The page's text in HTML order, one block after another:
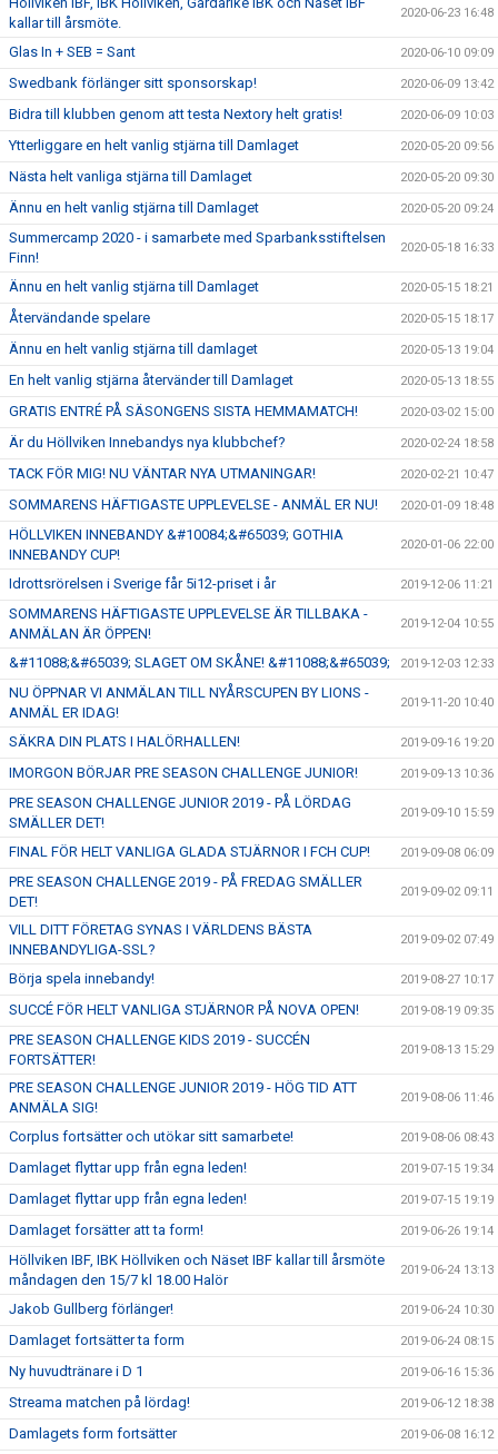
kallar till årsmöte.
2020-06-23 16:48
Glas In + SEB = Sant 2020-06-10 09:09
Swedbank förlänger sitt sponsorskap! 2020-06-09 13:42
Bidra till klubben genom att testa Nextory helt gratis! 2020-06-09 10:03
Ytterliggare en helt vanlig stjärna till Damlaget 2020-05-20 09:56
Nästa helt vanliga stjärna till Damlaget 2020-05-20 09:30
Ännu en helt vanlig stjärna till Damlaget 2020-05-20 09:24
Summercamp 2020 - i samarbete med Sparbanksstiftelsen
Finn!
2020-05-18 16:33
Ännu en helt vanlig stjärna till Damlaget 2020-05-15 18:21
Återvändande spelare 2020-05-15 18:17
Ännu en helt vanlig stjärna till damlaget 2020-05-13 19:04
En helt vanlig stjärna återvänder till Damlaget 2020-05-13 18:55
GRATIS ENTRÉ PÅ SÄSONGENS SISTA HEMMAMATCH! 2020-03-02 15:00
Är du Höllviken Innebandys nya klubbchef? 2020-02-24 18:58
TACK FÖR MIG! NU VÄNTAR NYA UTMANINGAR! 2020-02-21 10:47
SOMMARENS HÄFTIGASTE UPPLEVELSE - ANMÄL ER NU! 2020-01-09 18:48
HÖLLVIKEN INNEBANDY &#10084;&#65039; GOTHIA
INNEBANDY CUP!
2020-01-06 22:00
Idrottsrörelsen i Sverige får 5i12-priset i år 2019-12-06 11:21
SOMMARENS HÄFTIGASTE UPPLEVELSE ÄR TILLBAKA -
ANMÄLAN ÄR ÖPPEN!
2019-12-04 10:55
&#11088;&#65039; SLAGET OM SKÅNE! &#11088;&#65039; 2019-12-03 12:33
NU ÖPPNAR VI ANMÄLAN TILL NYÅRSCUPEN BY LIONS -
ANMÄL ER IDAG!
2019-11-20 10:40
SÄKRA DIN PLATS I HALÖRHALLEN! 2019-09-16 19:20
IMORGON BÖRJAR PRE SEASON CHALLENGE JUNIOR! 2019-09-13 10:36
PRE SEASON CHALLENGE JUNIOR 2019 - PÅ LÖRDAG
SMÄLLER DET!
2019-09-10 15:59
FINAL FÖR HELT VANLIGA GLADA STJÄRNOR I FCH CUP! 2019-09-08 06:09
PRE SEASON CHALLENGE 2019 - PÅ FREDAG SMÄLLER
DET!
2019-09-02 09:11
VILL DITT FÖRETAG SYNAS I VÄRLDENS BÄSTA
INNEBANDYLIGA-SSL?
2019-09-02 07:49
Börja spela innebandy! 2019-08-27 10:17
SUCCÉ FÖR HELT VANLIGA STJÄRNOR PÅ NOVA OPEN! 2019-08-19 09:35
PRE SEASON CHALLENGE KIDS 2019 - SUCCÉN
FORTSÄTTER!
2019-08-13 15:29
PRE SEASON CHALLENGE JUNIOR 2019 - HÖG TID ATT
ANMÄLA SIG!
2019-08-06 11:46
Corplus fortsätter och utökar sitt samarbete! 2019-08-06 08:43
Damlaget flyttar upp från egna leden! 2019-07-15 19:34
Damlaget flyttar upp från egna leden! 2019-07-15 19:19
Damlaget forsätter att ta form! 2019-06-26 19:14
Höllviken IBF, IBK Höllviken och Näset IBF kallar till årsmöte
måndagen den 15/7 kl 18.00 Halör
2019-06-24 13:13
Jakob Gullberg förlänger! 2019-06-24 10:30
Damlaget fortsätter ta form 2019-06-24 08:15
Ny huvudtränare i D 1 2019-06-16 15:36
Streama matchen på lördag! 2019-06-12 18:38
Damlagets form fortsätter 2019-06-08 16:12